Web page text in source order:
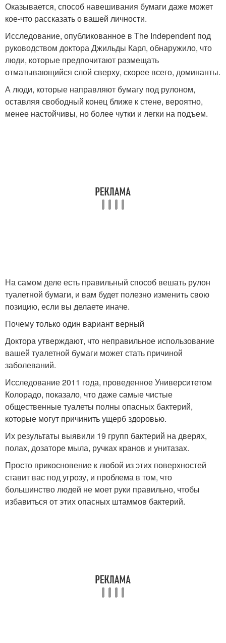
Оказывается, способ навешивания бумаги даже может
кое-что рассказать о вашей личности.
Исследование, опубликованное в The Independent под
руководством доктора Джильды Карл, обнаружило, что
люди, которые предпочитают размещать
отматывающийся слой сверху, скорее всего, доминанты.
А люди, которые направляют бумагу под рулоном,
оставляя свободный конец ближе к стене, вероятно,
менее настойчивы, но более чутки и легки на подъем.
На самом деле есть правильный способ вешать рулон
туалетной бумаги, и вам будет полезно изменить свою
позицию, если вы делаете иначе.
Почему только один вариант верный
Доктора утверждают, что неправильное использование
вашей туалетной бумаги может стать причиной
заболеваний.
Исследование 2011 года, проведенное Университетом
Колорадо, показало, что даже самые чистые
общественные туалеты полны опасных бактерий,
которые могут причинить ущерб здоровью.
Их результаты выявили 19 групп бактерий на дверях,
полах, дозаторе мыла, ручках кранов и унитазах.
Просто прикосновение к любой из этих поверхностей
ставит вас под угрозу, и проблема в том, что
большинство людей не моет руки правильно, чтобы
избавиться от этих опасных штаммов бактерий.